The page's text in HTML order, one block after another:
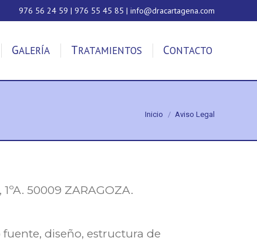
976 56 24 59 | 976 55 45 85 | info@dracartagena.com
GALERÍA TRATAMIENTOS CONTACTO
Estás aquí:
Inicio Aviso Legal
50009 ZARAGOZA.
diseño, estructura de